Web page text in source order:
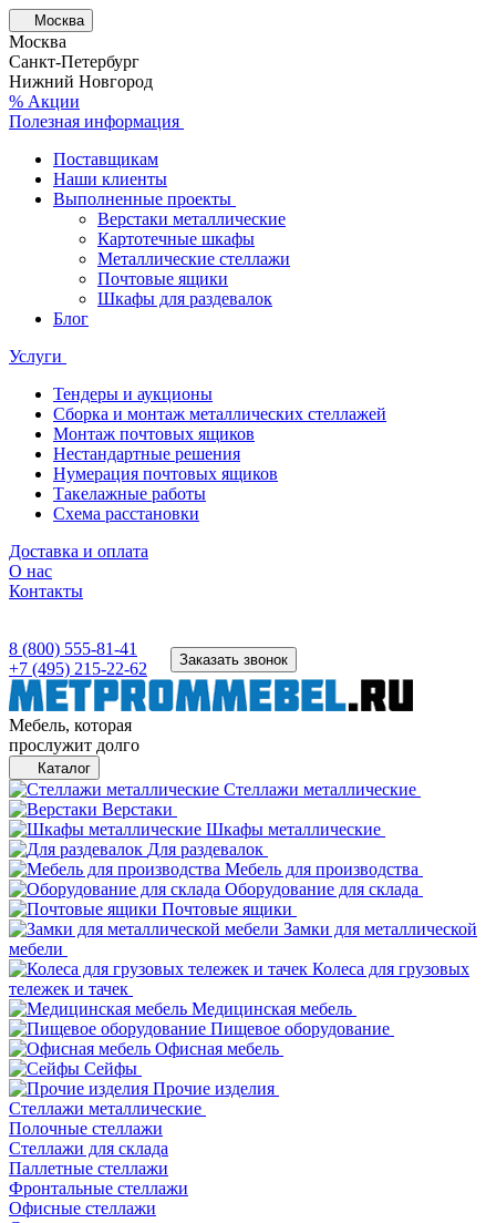
Москва
Москва
Санкт-Петербург
Нижний Новгород
% Акции
Полезная информация
Поставщикам
Наши клиенты
Выполненные проекты
Верстаки металлические
Картотечные шкафы
Металлические стеллажи
Почтовые ящики
Шкафы для раздевалок
Блог
Услуги
Тендеры и аукционы
Сборка и монтаж металлических стеллажей
Монтаж почтовых ящиков
Нестандартные решения
Нумерация почтовых ящиков
Такелажные работы
Схема расстановки
Доставка и оплата
О нас
Контакты
8 (800) 555-81-41
+7 (495) 215-22-62
Заказать звонок
Мебель, которая
прослужит долго
Каталог
Стеллажи металлические
Верстаки
Шкафы металлические
Для раздевалок
Мебель для производства
Оборудование для склада
Почтовые ящики
Замки для металлической
мебели
Колеса для грузовых
тележек и тачек
Медицинская мебель
Пищевое оборудование
Офисная мебель
Сейфы
Прочие изделия
Стеллажи металлические
Полочные стеллажи
Стеллажи для склада
Паллетные стеллажи
Фронтальные стеллажи
Офисные стеллажи